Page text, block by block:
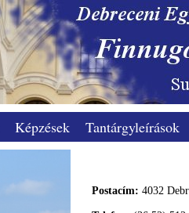
Képzések Tantárgyleírások
Postacím: 4032